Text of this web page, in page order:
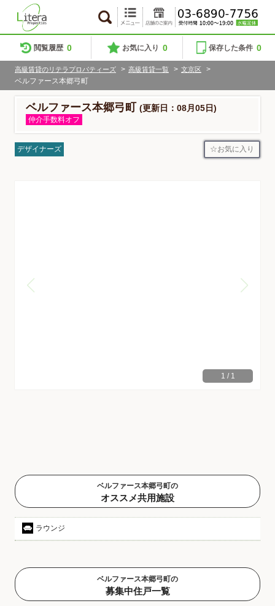
閲覧履歴 0 お気に入り 0 保存した条件 0
高級賃貸のリテラプロパティーズ > 高級賃貸一覧 > 文京区
>
ベルファース本郷弓町
ベルファース本郷弓町 (更新日：08月05日)
仲介手数料オフ
デザイナーズ お気に入り
1 / 1
ベルファース本郷弓町の
オススメ共用施設
ラウンジ
ベルファース本郷弓町の
募集中住戸一覧